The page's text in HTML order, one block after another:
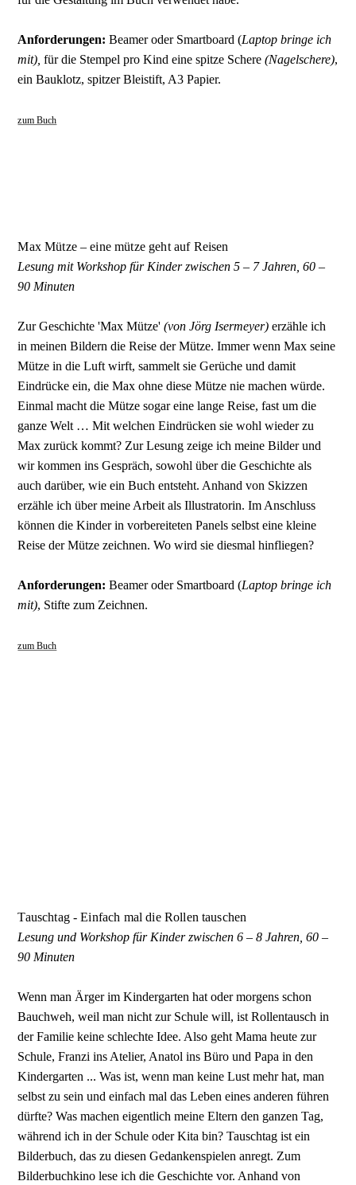
Anforderungen:Beamer oder Smartboard (Laptop bringe ich
mit), für die Stempel pro Kind eine spitze Schere(Nagelschere),
ein Bauklotz, spitzer Bleistift, A3 Papier.
zum Buch
Max Mütze – eine mütze geht auf Reisen
Lesung mit Workshop für Kinder zwischen 5 – 7 Jahren, 60 –
90 Minuten
Zur Geschichte 'Max Mütze'(von Jörg Isermeyer) erzähle ich
in meinen Bildern die Reise der Mütze. Immer wenn Max seine
Mütze in die Luft wirft, sammelt sie Gerüche und damit
Eindrücke ein, die Max ohne diese Mütze nie machen würde.
Einmal macht die Mütze sogar eine lange Reise, fast um die
ganze Welt … Mit welchen Eindrücken sie wohl wieder zu
Max zurück kommt? Zur Lesung zeige ich meine Bilder und
wir kommen ins Gespräch, sowohl über die Geschichte als
auch darüber, wie ein Buch entsteht. Anhand von Skizzen
erzähle ich über meine Arbeit als Illustratorin. Im Anschluss
können die Kinder in vorbereiteten Panels selbst eine kleine
Reise der Mütze zeichnen. Wo wird sie diesmal hinfliegen?
Anforderungen:Beamer oder Smartboard (Laptop bringe ich
mit), Stifte zum Zeichnen.
zum Buch
Tauschtag - Einfach mal die Rollen tauschen
Lesung und Workshop für Kinder zwischen 6 – 8 Jahren, 60 –
90 Minuten
Wenn man Ärger im Kindergarten hat oder morgens schon
Bauchweh, weil man nicht zur Schule will, ist Rollentausch in
der Familie keine schlechte Idee. Also geht Mama heute zur
Schule, Franzi ins Atelier, Anatol ins Büro und Papa in den
Kindergarten ... Was ist, wenn man keine Lust mehr hat, man
selbst zu sein und einfach mal das Leben eines anderen führen
dürfte? Was machen eigentlich meine Eltern den ganzen Tag,
während ich in der Schule oder Kita bin? Tauschtag ist ein
Bilderbuch, das zu diesen Gedankenspielen anregt. Zum
Bilderbuchkino lese ich die Geschichte vor. Anhand von